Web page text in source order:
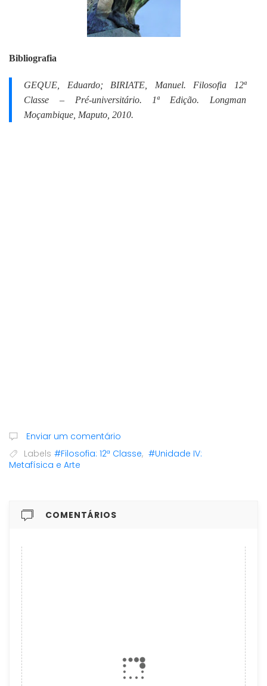
Bibliografia
GEQUE, Eduardo; BIRIATE, Manuel. Filosofia 12ª
Classe – Pré-universitário. 1ª Edição. Longman
Moçambique, Maputo, 2010.
Enviar um comentário
Labels #Filosofia: 12ª Classe, #Unidade IV:
Metafísica e Arte
COMENTÁRIOS